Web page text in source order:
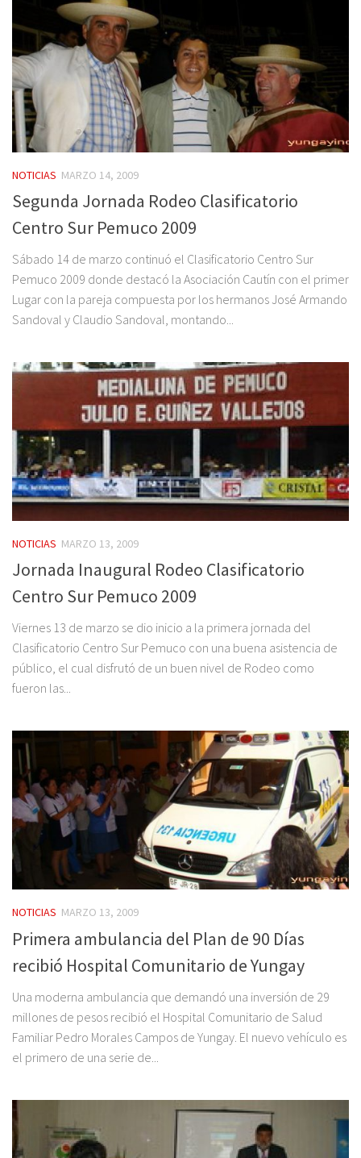
NOTICIAS MARZO 14, 2009
Segunda Jornada Rodeo Clasificatorio
Centro Sur Pemuco 2009
Sábado 14 de marzo continuó el Clasificatorio Centro Sur
Pemuco 2009 donde destacó la Asociación Cautín con el primer
Lugar con la pareja compuesta por los hermanos José Armando
Sandoval y Claudio Sandoval, montando...
NOTICIAS MARZO 13, 2009
Jornada Inaugural Rodeo Clasificatorio
Centro Sur Pemuco 2009
Viernes 13 de marzo se dio inicio a la primera jornada del
Clasificatorio Centro Sur Pemuco con una buena asistencia de
público, el cual disfrutó de un buen nivel de Rodeo como
fueron las...
NOTICIAS MARZO 13, 2009
Primera ambulancia del Plan de 90 Días
recibió Hospital Comunitario de Yungay
Una moderna ambulancia que demandó una inversión de 29
millones de pesos recibió el Hospital Comunitario de Salud
Familiar Pedro Morales Campos de Yungay. El nuevo vehículo es
el primero de una serie de...